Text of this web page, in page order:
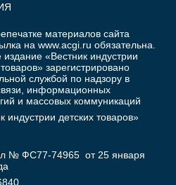
материалов сайта
на www.acgi.ru обязательна.
издание «Вестник индустрии
зарегистрировано
службой по надзору в
информационных
и массовых коммуникаций
индустрии детских товаров»
№ ФС77-74965 от 25 января